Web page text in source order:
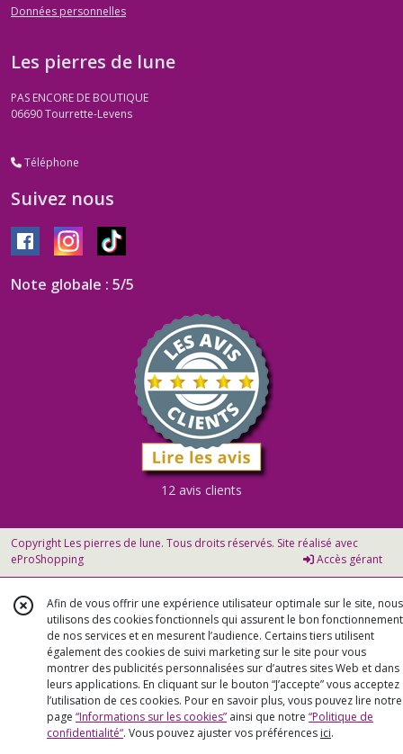
Données personnelles
Les pierres de lune
PAS ENCORE DE BOUTIQUE
06690Tourrette-Levens
Téléphone
Suivez nous
Note globale : 5/5
12 avis clients
Copyright Les pierres de lune. Tous droits réservés. Site réalisé avec
eProShopping
Accès gérant
Afin de vous offrir une expérience utilisateur optimale sur le site, nous
utilisons des cookies fonctionnels qui assurent le bon fonctionnement
de nos services et en mesurent l’audience. Certains tiers utilisent
également des cookies de suivi marketing sur le site pour vous
montrer des publicités personnalisées sur d’autres sites Web et dans
leurs applications. En cliquant sur le bouton “J’accepte” vous acceptez
l’utilisation de ces cookies. Pour en savoir plus, vous pouvez lire notre
page “Informations sur les cookies” ainsi que notre “Politique de
confidentialité“. Vous pouvez ajuster vos préférences ici.